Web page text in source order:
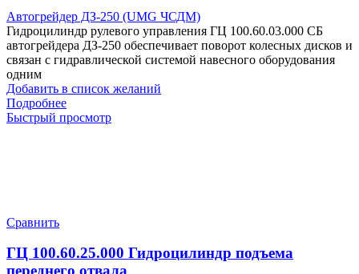
Автогрейдер ДЗ-250 (UMG ЧСДМ)
Гидроцилиндр рулевого управления ГЦ 100.60.03.000 СБ
автогрейдера ДЗ-250 обеспечивает поворот колесных дисков и
связан с гидравлической системой навесного оборудования
одним
Добавить в список желаний
Подробнее
Быстрый просмотр
Сравнить
ГЦ 100.60.25.000 Гидроцилиндр подъема
переднего отвала